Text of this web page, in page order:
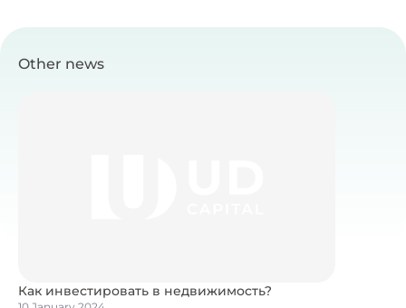
Other news
Как инвестировать в недвижимость?